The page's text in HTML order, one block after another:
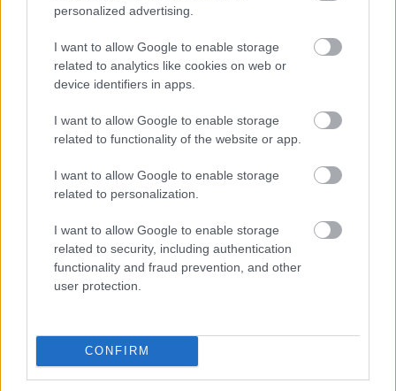
personalized advertising.
I want to allow Google to enable storage
related to analytics like cookies on web or
device identifiers in apps.
I want to allow Google to enable storage
related to functionality of the website or app.
I want to allow Google to enable storage
related to personalization.
I want to allow Google to enable storage
related to security, including authentication
functionality and fraud prevention, and other
user protection.
CONFIRM
MELYBEN A BUDAPEST SCORING ORCHESTRA IS
KÖZREMŰKÖDÖTT
AZ EMBERSÉG ÜNNEPE